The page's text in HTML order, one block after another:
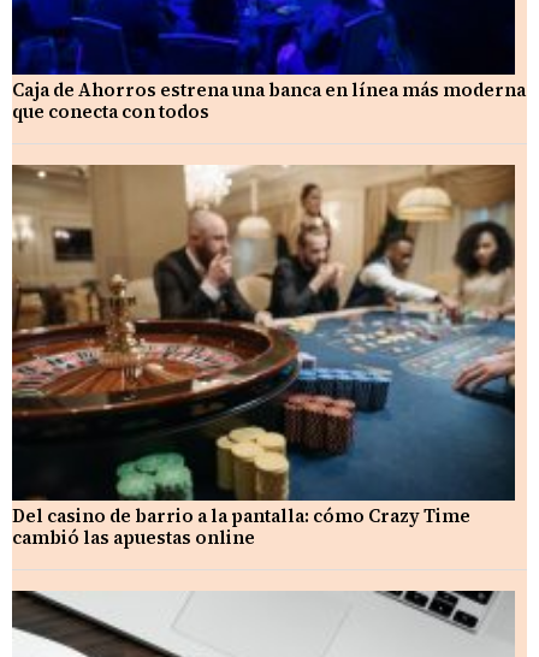
Caja de Ahorros estrena una banca en línea más moderna
que conecta con todos
Del casino de barrio a la pantalla: cómo Crazy Time
cambió las apuestas online